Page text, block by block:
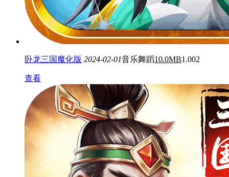
卧龙三国魔化版 2024-02-01音乐舞蹈10.0MB1.002
查看